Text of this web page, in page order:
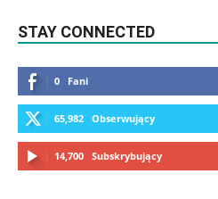
STAY CONNECTED
0 Fani
65,982 Obserwujący
14,700 Subskrybujący